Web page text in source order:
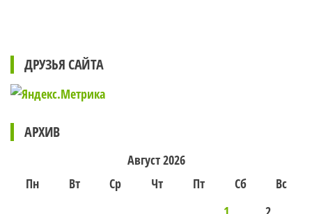
ДРУЗЬЯ САЙТА
АРХИВ
Август 2026
Пн
Вт Ср Чт Пт Сб
Вс